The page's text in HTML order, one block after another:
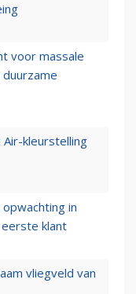
voor massale
Air-kleurstelling
in
eerste klant
vliegveld van